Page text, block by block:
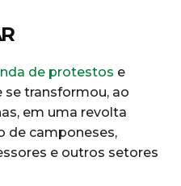
de protestos e
se transformou, ao
em uma revolta
de camponeses,
e outros setores